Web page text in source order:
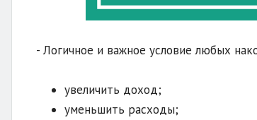
- Логичное и важное условие любых
увеличить доход;
уменьшить расходы;